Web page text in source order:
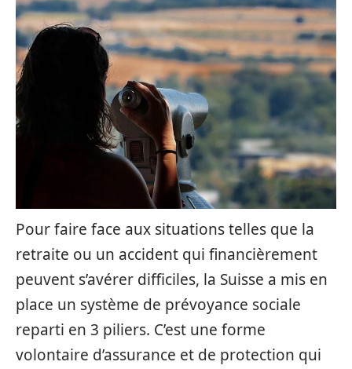
Pour faire face aux situations telles que la
retraite ou un accident qui financièrement
peuvent s’avérer difficiles, la Suisse a mis en
place un système de prévoyance sociale
reparti en 3 piliers. C’est une forme
volontaire d’assurance et de protection qui